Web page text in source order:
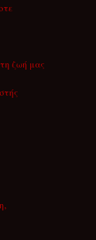
ζωή μας